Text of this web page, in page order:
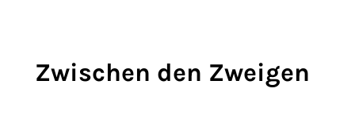
Zwischen den Zweigen